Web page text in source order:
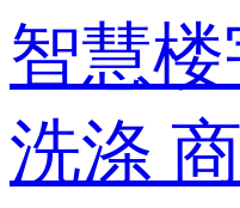
智慧楼
洗涤